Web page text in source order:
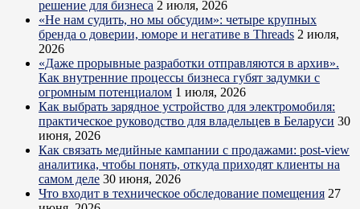
решение для бизнеса 2 июля, 2026
«Не нам судить, но мы обсудим»: четыре крупных
бренда о доверии, юморе и негативе в Threads 2 июля,
2026
«Даже прорывные разработки отправляются в архив».
Как внутренние процессы бизнеса губят задумки с
огромным потенциалом 1 июля, 2026
Как выбрать зарядное устройство для электромобиля:
практическое руководство для владельцев в Беларуси 30
июня, 2026
Как связать медийные кампании с продажами: post-view
аналитика, чтобы понять, откуда приходят клиенты на
самом деле 30 июня, 2026
Что входит в техническое обследование помещения 27